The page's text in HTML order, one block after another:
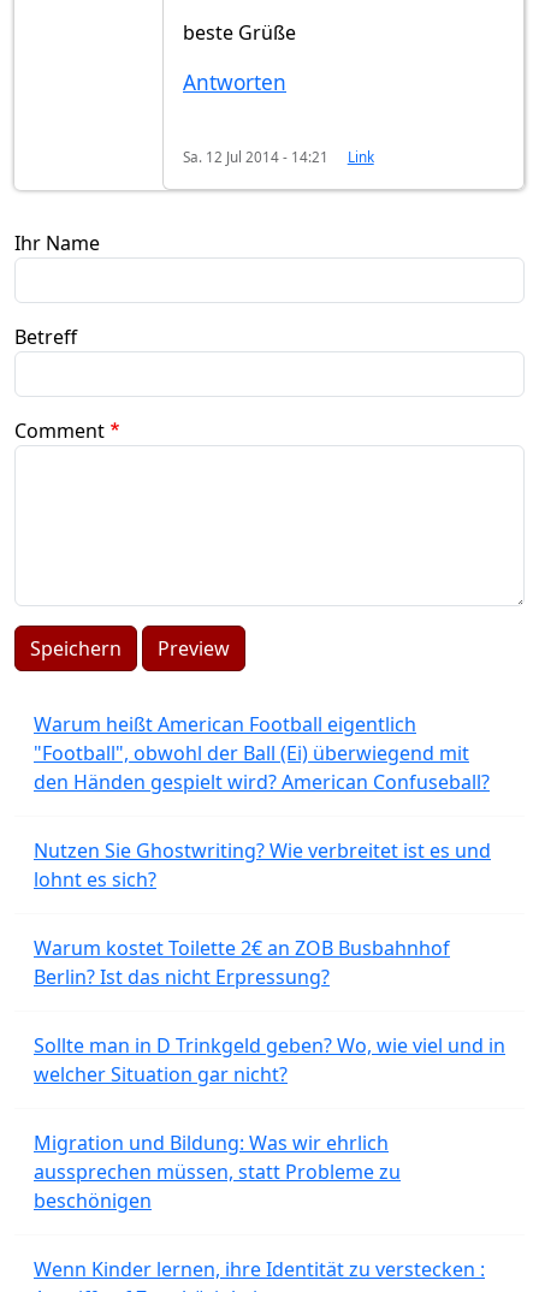
beste Grüße
Antworten
Sa. 12 Jul 2014 - 14:21 Link
Ihr Name
Betreff
Comment
Speichern Preview
Warum heißt American Football eigentlich
"Football", obwohl der Ball (Ei) überwiegend mit
den Händen gespielt wird? American Confuseball?
Nutzen Sie Ghostwriting? Wie verbreitet ist es und
lohnt es sich?
Warum kostet Toilette 2€ an ZOB Busbahnhof
Berlin? Ist das nicht Erpressung?
Sollte man in D Trinkgeld geben? Wo, wie viel und in
welcher Situation gar nicht?
Migration und Bildung: Was wir ehrlich
aussprechen müssen, statt Probleme zu
beschönigen
Wenn Kinder lernen, ihre Identität zu verstecken :